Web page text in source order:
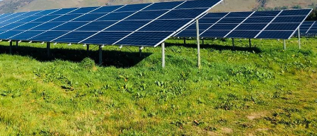
Valori
Storia
Leadership team
Responsabilità sociale d'impresa
Premi e adesioni